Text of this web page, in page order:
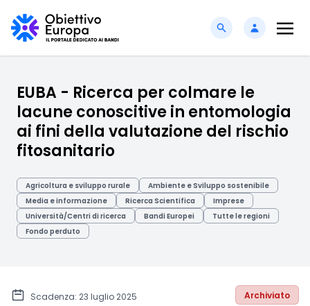
EUBA - Ricerca per colmare le
lacune conoscitive in entomologia
ai fini della valutazione del rischio
fitosanitario
Agricoltura e sviluppo rurale
Ambiente e Sviluppo sostenibile
Media e informazione
Ricerca Scientifica
Imprese
Università/Centri di ricerca
Bandi Europei
Tutte le regioni
Fondo perduto
Scadenza: 23 luglio 2025 Archiviato